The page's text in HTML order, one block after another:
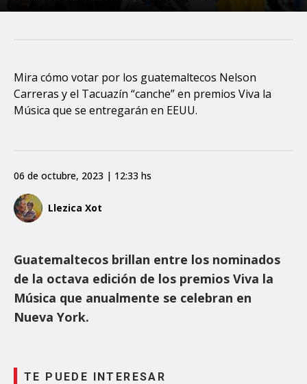
Mira cómo votar por los guatemaltecos Nelson
Carreras y el Tacuazín “canche” en premios Viva la
Música que se entregarán en EEUU.
Llezica Xot
06 de octubre, 2023 | 12:33 hs
Guatemaltecos brillan entre los nominados
de la octava edición de los premios Viva la
Música que anualmente se celebran en
Nueva York.
TE PUEDE INTERESAR